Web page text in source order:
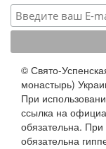
© Свято-
монастырь)
При
ссылка на
обязательна.
обязательна